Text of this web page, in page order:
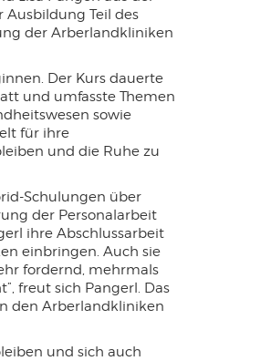
Teil des
der Arberlandkliniken
Der Kurs dauerte
und umfasste Themen
sowie
für ihre
und die Ruhe zu
Schulungen über
der Personalarbeit
ihre Abschlussarbeit
einbringen. Auch sie
fordernd, mehrmals
freut sich Pangerl. Das
den Arberlandkliniken
und sich auch